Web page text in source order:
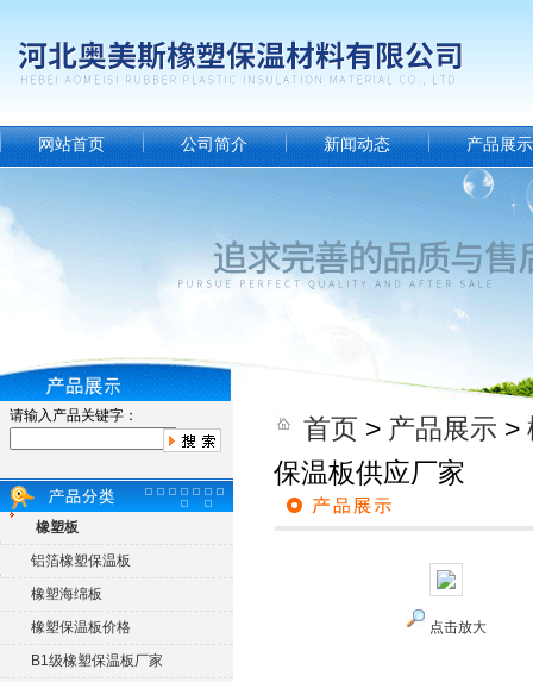
网站首页 公司简介 新闻动态 产品展示
请输入产品关键字：
橡塑板
铝箔橡塑保温板
橡塑海绵板
橡塑保温板价格
B1级橡塑保温板厂家
首页 > 产品展示 >
保温板供应厂家
点击放大